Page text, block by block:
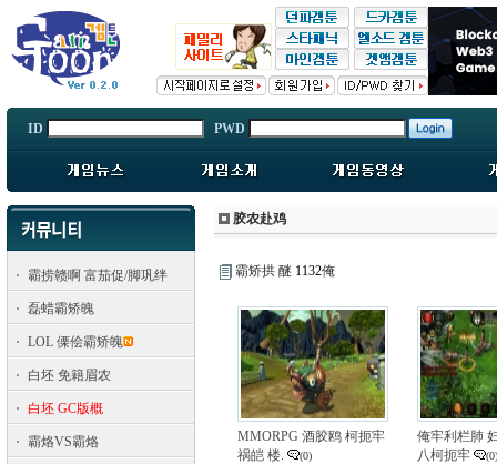
ID PWD
霸捞赣啊 富茄促/脚巩绊
磊蜡霸矫魄
LOL 傈侩霸矫魄
白坯 免籍眉农
白坯 GC版概
霸烙VS霸烙
胶农赴鸡
霸矫拱 醚 1132俺
MMORPG 酒胶鸥 柯扼牢
祸皑 楼.
(0)
俺牢利栏肺
八柯扼牢
(0)